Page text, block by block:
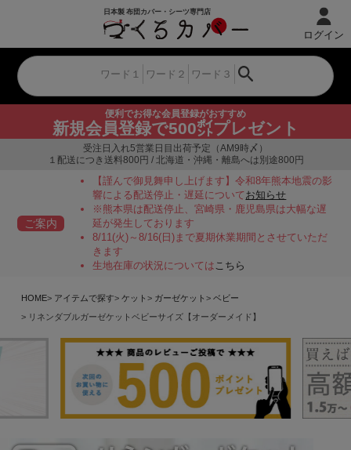
便利でお得な会員登録がおすすめ
新規会員登録で500㌽プレゼント
ログイン
受注日入れ5営業日目出荷予定（AM9時〆）
１配送につき送料800円 / 北海道・沖縄・離島へは別途800円
ご案内
【謹んで御見舞申し上げます】令和8年熊本地震の影
響による配送停止・遅延についてお知らせ
※熊本県は配送停止、宮崎県・鹿児島県は大幅な遅
延が発生しております
8/11(火)～8/16(日)まで夏期休業期間とさせていただ
きます
生地在庫の状況についてはこちら
HOME アイテムで探す ケット ガーゼケット
ベビー
リネンダブルガーゼケットベビーサイズ【オーダーメイド】